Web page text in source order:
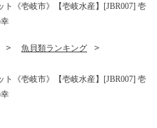
ト《壱岐市》【壱岐水産】[JBR007] 壱
魚貝類ランキング
ト《壱岐市》【壱岐水産】[JBR007] 壱